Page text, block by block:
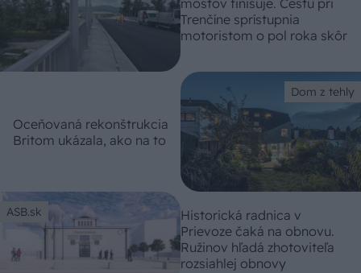
mostov finišuje. Cestu pri
Trenčíne sprístupnia
motoristom o pol roka skôr
Dom z tehly
Oceňovaná rekonštrukcia
Britom ukázala, ako na to
ASB.sk
Historická radnica v
Prievoze čaká na obnovu.
Ružinov hľadá zhotoviteľa
rozsiahlej obnovy